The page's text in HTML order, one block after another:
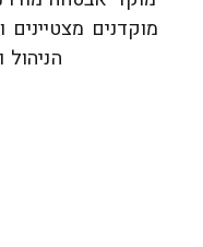
מוקדנים מצטיינים